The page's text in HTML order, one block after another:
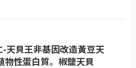
天貝王非基因改造黃豆天
物性蛋白質。椒鹽天貝